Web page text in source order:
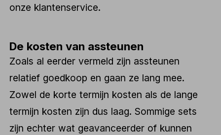
onze klantenservice.
De kosten van assteunen
Zoals al eerder vermeld zijn assteunen
relatief goedkoop en gaan ze lang mee.
Zowel de korte termijn kosten als de lange
termijn kosten zijn dus laag. Sommige sets
zijn echter wat geavanceerder of kunnen